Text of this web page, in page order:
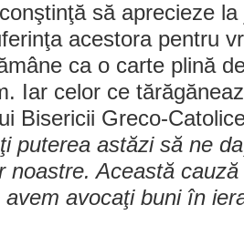
să aprecieze
acestora pentru
ca o carte plină
Iar celor ce
Bisericii Greco-
puterea astăzi să ne
noastre. Această
avem avocaţi buni în